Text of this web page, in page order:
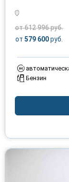
от 612 996 руб.
от 579 600руб.
Бензин